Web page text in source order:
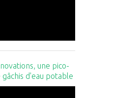
une pico-
d'eau potable